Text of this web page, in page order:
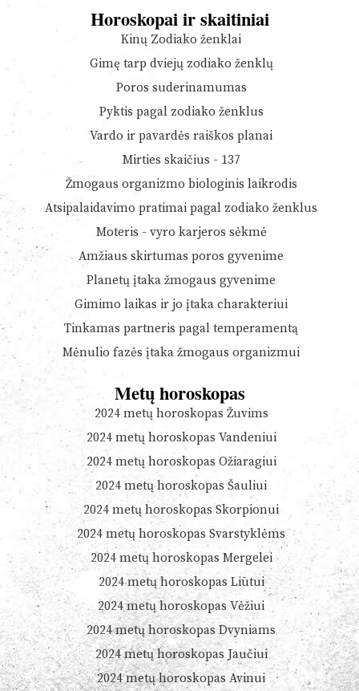
Horoskopai ir skaitiniai
Kinų Zodiako ženklai
Gimę tarp dviejų zodiako ženklų
Poros suderinamumas
Pyktis pagal zodiako ženklus
Vardo ir pavardės raiškos planai
Mirties skaičius - 137
Žmogaus organizmo biologinis laikrodis
Atsipalaidavimo pratimai pagal zodiako ženklus
Moteris - vyro karjeros sėkmė
Amžiaus skirtumas poros gyvenime
Planetų įtaka žmogaus gyvenime
Gimimo laikas ir jo įtaka charakteriui
Tinkamas partneris pagal temperamentą
Mėnulio fazės įtaka žmogaus organizmui
Metų horoskopas
2024 metų horoskopas Žuvims
2024 metų horoskopas Vandeniui
2024 metų horoskopas Ožiaragiui
2024 metų horoskopas Šauliui
2024 metų horoskopas Skorpionui
2024 metų horoskopas Svarstyklėms
2024 metų horoskopas Mergelei
2024 metų horoskopas Liūtui
2024 metų horoskopas Vėžiui
2024 metų horoskopas Dvyniams
2024 metų horoskopas Jaučiui
2024 metų horoskopas Avinui